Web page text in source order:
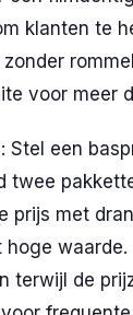
klanten te
voor meer
Stel een
twee
prijs met
terwijl de